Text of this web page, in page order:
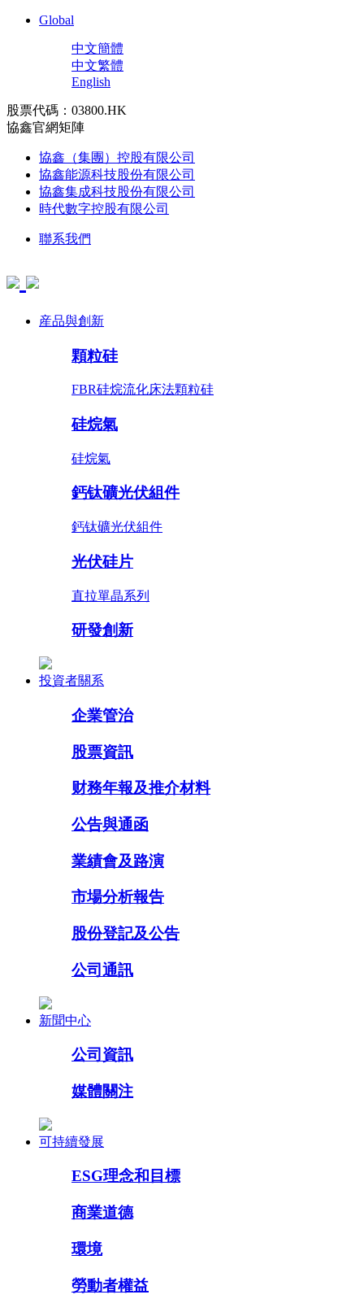
Global
中文簡體
中文繁體
English
股票代碼：03800.HK
協鑫官網矩陣
協鑫（集團）控股有限公司
協鑫能源科技股份有限公司
協鑫集成科技股份有限公司
時代數字控股有限公司
聯系我們
産品與創新
顆粒硅
FBR硅烷流化床法顆粒硅
硅烷氣
硅烷氣
鈣钛礦光伏組件
鈣钛礦光伏組件
光伏硅片
直拉單晶系列
研發創新
投資者關系
企業管治
股票資訊
财務年報及推介材料
公告與通函
業績會及路演
市場分析報告
股份登記及公告
公司通訊
新聞中心
公司資訊
媒體關注
可持續發展
ESG理念和目標
商業道德
環境
勞動者權益